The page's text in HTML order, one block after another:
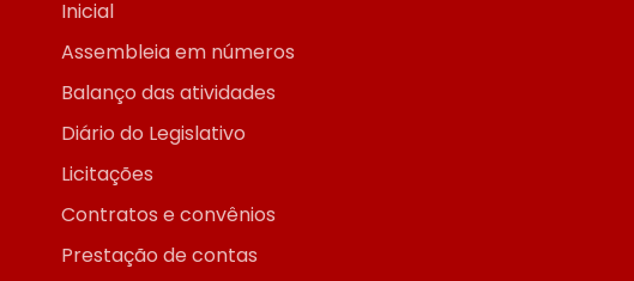
Inicial
Assembleia em números
Balanço das atividades
Diário do Legislativo
Licitações
Contratos e convênios
Prestação de contas